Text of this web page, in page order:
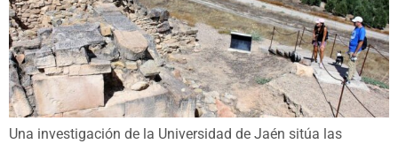
Una investigación de la Universidad de Jaén sitúa las